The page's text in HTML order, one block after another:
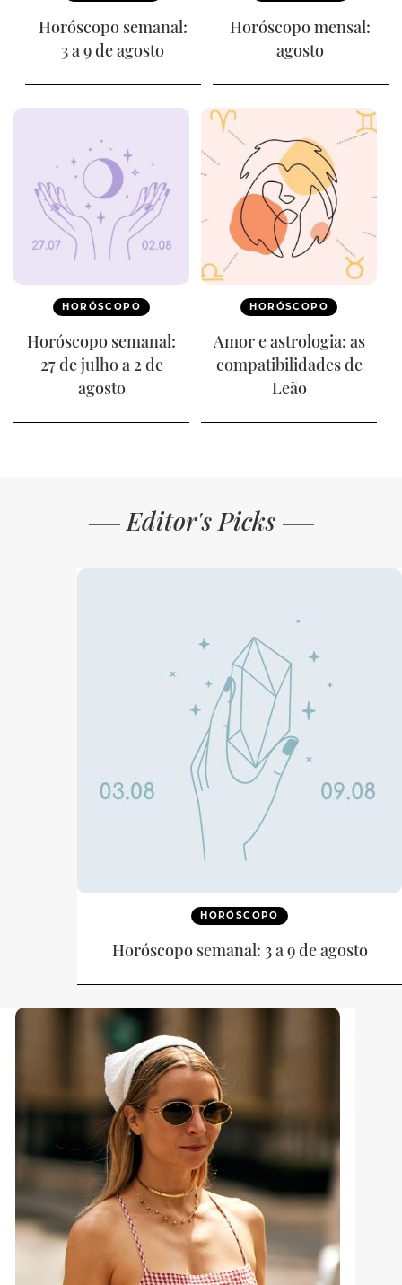
Horóscopo semanal:
3 a 9 de agosto
Horóscopo mensal:
agosto
HORÓSCOPO
Horóscopo semanal:
27 de julho a 2 de
agosto
HORÓSCOPO
Amor e astrologia: as
compatibilidades de
Leão
Editor's Picks
HORÓSCOPO
Horóscopo semanal: 3 a 9 de agosto